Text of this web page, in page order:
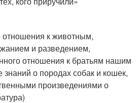
отношения к животным,
и разведением,
отношения к братьям нашим
о породах собак и кошек,
произведениями о